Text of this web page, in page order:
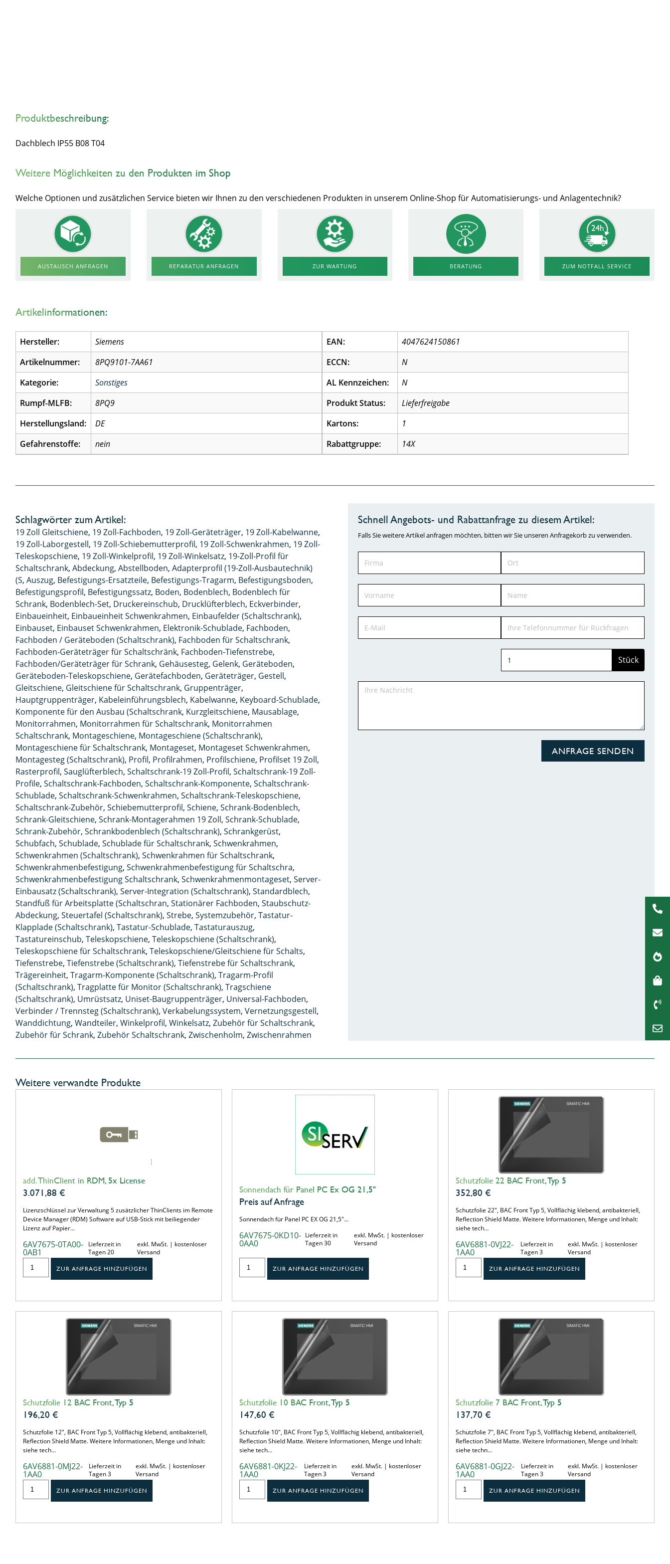
Produktbeschreibung:
Dachblech IP55 B08 T04
Weitere Möglichkeiten zu den Produkten im Shop
Welche Optionen und zusätzlichen Service bieten wir Ihnen zu den verschiedenen Produkten in unserem Online-Shop für Automatisierungs- und Anlagentechnik?
AUSTAUSCH ANFRAGEN REPARATUR ANFRAGEN ZUR WARTUNG BERATUNG ZUM NOTFALL SERVICE
Artikelinformationen:
Hersteller:
Siemens
Artikelnummer:
8PQ9101-7AA61
Kategorie:
Sonstiges
Rumpf-MLFB:
8PQ9
Herstellungsland:
DE
Gefahrenstoffe:
nein
EAN:
4047624150861
ECCN:
N
AL Kennzeichen:
N
Produkt Status:
Lieferfreigabe
Kartons:
1
Rabattgruppe:
14X
Schlagwörter zum Artikel:
19 Zoll Gleitschiene, 19 Zoll-Fachboden, 19 Zoll-Geräteträger, 19 Zoll-Kabelwanne,
19 Zoll-Laborgestell, 19 Zoll-Schiebemutterprofil, 19 Zoll-Schwenkrahmen, 19 Zoll-
Teleskopschiene, 19 Zoll-Winkelprofil, 19 Zoll-Winkelsatz, 19-Zoll-Profil für
Schaltschrank,Abdeckung,Abstellboden,Adapterprofil (19-Zoll-Ausbautechnik)
(S,Auszug, Befestigungs-Ersatzteile, Befestigungs-Tragarm, Befestigungsboden,
Befestigungsprofil, Befestigungssatz, Boden, Bodenblech, Bodenblech für
Schrank, Bodenblech-Set, Druckereinschub, Drucklüfterblech, Eckverbinder,
Einbaueinheit, Einbaueinheit Schwenkrahmen, Einbaufelder (Schaltschrank),
Einbauset, Einbauset Schwenkrahmen, Elektronik-Schublade, Fachboden,
Fachboden / Geräteboden (Schaltschrank), Fachboden für Schaltschrank,
Fachboden-Geräteträger für Schaltschränk, Fachboden-Tiefenstrebe,
Fachboden/Geräteträger für Schrank, Gehäusesteg, Gelenk, Geräteboden,
Geräteboden-Teleskopschiene, Gerätefachboden, Geräteträger, Gestell,
Gleitschiene, Gleitschiene für Schaltschrank, Gruppenträger,
Hauptgruppenträger, Kabeleinführungsblech, Kabelwanne, Keyboard-Schublade,
Komponente für den Ausbau (Schaltschrank, Kurzgleitschiene, Mausablage,
Monitorrahmen, Monitorrahmen für Schaltschrank, Monitorrahmen
Schaltschrank, Montageschiene, Montageschiene (Schaltschrank),
Montageschiene für Schaltschrank, Montageset, Montageset Schwenkrahmen,
Montagesteg (Schaltschrank), Profil, Profilrahmen, Profilschiene, Profilset 19 Zoll,
Rasterprofil,Sauglüfterblech,Schaltschrank-19 Zoll-Profil,Schaltschrank-19 Zoll-
Profile,Schaltschrank-Fachboden,Schaltschrank-Komponente,Schaltschrank-
Schublade,Schaltschrank-Schwenkrahmen,Schaltschrank-Teleskopschiene,
Schaltschrank-Zubehör,Schiebemutterprofil,Schiene,Schrank-Bodenblech,
Schrank-Gleitschiene,Schrank-Montagerahmen 19 Zoll,Schrank-Schublade,
Schrank-Zubehör,Schrankbodenblech (Schaltschrank),Schrankgerüst,
Schubfach,Schublade,Schublade für Schaltschrank,Schwenkrahmen,
Schwenkrahmen (Schaltschrank),Schwenkrahmen für Schaltschrank,
Schwenkrahmenbefestigung,Schwenkrahmenbefestigung für Schaltschra,
Schwenkrahmenbefestigung Schaltschrank,Schwenkrahmenmontageset,Server-
Einbausatz (Schaltschrank),Server-Integration (Schaltschrank),Standardblech,
Standfuß für Arbeitsplatte (Schaltschran,Stationärer Fachboden,Staubschutz-
Abdeckung,Steuertafel (Schaltschrank),Strebe,Systemzubehör,Tastatur-
Klapplade (Schaltschrank),Tastatur-Schublade,Tastaturauszug,
Tastatureinschub,Teleskopschiene,Teleskopschiene (Schaltschrank),
Teleskopschiene für Schaltschrank,Teleskopschiene/Gleitschiene für Schalts,
Tiefenstrebe,Tiefenstrebe (Schaltschrank),Tiefenstrebe für Schaltschrank,
Trägereinheit,Tragarm-Komponente (Schaltschrank),Tragarm-Profil
(Schaltschrank),Tragplatte für Monitor (Schaltschrank),Tragschiene
(Schaltschrank), Umrüstsatz, Uniset-Baugruppenträger, Universal-Fachboden,
Verbinder / Trennsteg (Schaltschrank),Verkabelungssystem,Vernetzungsgestell,
Wanddichtung,Wandteiler,Winkelprofil,Winkelsatz,Zubehör für Schaltschrank,
Zubehör für Schrank,Zubehör Schaltschrank,Zwischenholm,Zwischenrahmen
Schnell Angebots- und Rabattanfrage zu diesem Artikel:
Falls Sie weitere Artikel anfragen möchten, bitten wir Sie unseren Anfragekorb zu verwenden.
Stück
ANFRAGE SENDEN
Weitere verwandte Produkte
add. ThinClient in RDM, 5x License
3.071,88 €
Lizenzschlüssel zur Verwaltung 5 zusätzlicher ThinClients im Remote
Device Manager (RDM) Software auf USB-Stick mit beiliegender
Lizenz auf Papier…
6AV7675-0TA00-
0AB1
Lieferzeit in
Tagen 20
exkl. MwSt. | kostenloser
Versand
ZUR ANFRAGE HINZUFÜGEN
Sonnendach für Panel PC Ex OG 21,5"
Preis auf Anfrage
Sonnendach für Panel PC EX OG 21,5"…
6AV7675-0KD10-
0AA0
Lieferzeit in
Tagen 30
exkl. MwSt. | kostenloser
Versand
ZUR ANFRAGE HINZUFÜGEN
Schutzfolie 22 BAC Front, Typ 5
352,80 €
Schutzfolie 22", BAC Front Typ 5, Vollflächig klebend, antibakteriell,
Reflection Shield Matte. Weitere Informationen, Menge und Inhalt:
siehe tech…
6AV6881-0VJ22-
1AA0
Lieferzeit in
Tagen 3
exkl. MwSt. | kostenloser
Versand
ZUR ANFRAGE HINZUFÜGEN
Schutzfolie 12 BAC Front, Typ 5
196,20 €
Schutzfolie 12", BAC Front Typ 5, Vollflächig klebend, antibakteriell,
Reflection Shield Matte. Weitere Informationen, Menge und Inhalt:
siehe tech…
6AV6881-0MJ22-
1AA0
Lieferzeit in
Tagen 3
exkl. MwSt. | kostenloser
Versand
ZUR ANFRAGE HINZUFÜGEN
Schutzfolie 10 BAC Front, Typ 5
147,60 €
Schutzfolie 10", BAC Front Typ 5, Vollflächig klebend, antibakteriell,
Reflection Shield Matte. Weitere Informationen, Menge und Inhalt:
siehe tech…
6AV6881-0KJ22-
1AA0
Lieferzeit in
Tagen 3
exkl. MwSt. | kostenloser
Versand
ZUR ANFRAGE HINZUFÜGEN
Schutzfolie 7 BAC Front, Typ 5
137,70 €
Schutzfolie 7", BAC Front Typ 5, Vollflächig klebend, antibakteriell,
Reflection Shield Matte. Weitere Informationen, Menge und Inhalt:
siehe techn…
6AV6881-0GJ22-
1AA0
Lieferzeit in
Tagen 3
exkl. MwSt. | kostenloser
Versand
ZUR ANFRAGE HINZUFÜGEN